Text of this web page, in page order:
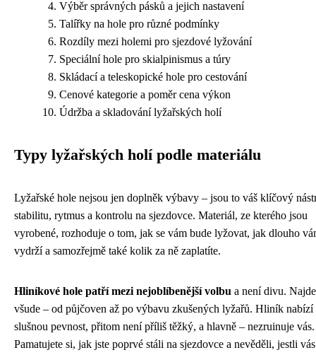
Výběr správných pásků a jejich nastavení
Talířky na hole pro různé podmínky
Rozdíly mezi holemi pro sjezdové lyžování
Speciální hole pro skialpinismus a túry
Skládací a teleskopické hole pro cestování
Cenové kategorie a poměr cena výkon
Údržba a skladování lyžařských holí
Typy lyžařských holí podle materiálu
Lyžařské hole nejsou jen doplněk výbavy – jsou to váš klíčový
stabilitu, rytmus a kontrolu na sjezdovce. Materiál, ze kterého jsou
vyrobené, rozhoduje o tom, jak se vám bude lyžovat, jak dlouho
vydrží a samozřejmě také kolik za ně zaplatíte.
Hliníkové hole patří mezi nejoblíbenější volbu a není divu.
všude – od půjčoven až po výbavu zkušených lyžařů. Hliník nabízí
slušnou pevnost, přitom není příliš těžký, a hlavně – nezruinuje vás.
Pamatujete si, jak jste poprvé stáli na sjezdovce a nevěděli, jestli vás